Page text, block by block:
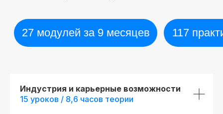
Индустрия и карьерные возможности
15 уроков / 8,6 часов теории